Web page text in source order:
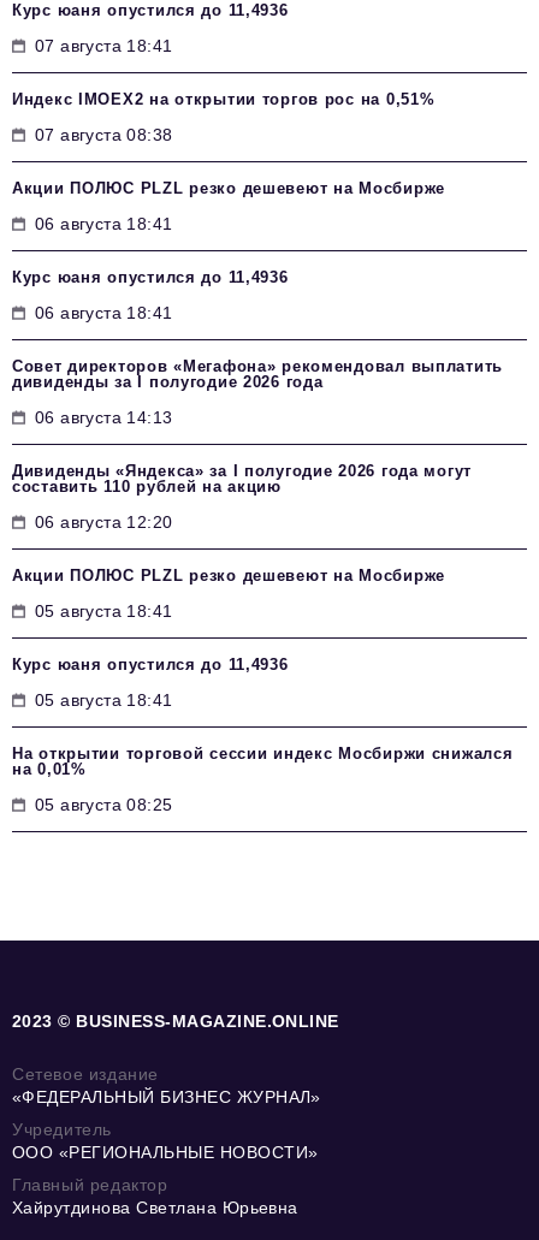
Курс юаня опустился до 11,4936
07 августа 18:41
Индекс IMOEX2 на открытии торгов рос на 0,51%
07 августа 08:38
Акции ПОЛЮС PLZL резко дешевеют на Мосбирже
06 августа 18:41
Курс юаня опустился до 11,4936
06 августа 18:41
Совет директоров «Мегафона» рекомендовал выплатить
дивиденды за I полугодие 2026 года
06 августа 14:13
Дивиденды «Яндекса» за I полугодие 2026 года могут
составить 110 рублей на акцию
06 августа 12:20
Акции ПОЛЮС PLZL резко дешевеют на Мосбирже
05 августа 18:41
Курс юаня опустился до 11,4936
05 августа 18:41
На открытии торговой сессии индекс Мосбиржи снижался
на 0,01%
05 августа 08:25
2023 © BUSINESS-MAGAZINE.ONLINE
Сетевое издание
«ФЕДЕРАЛЬНЫЙ БИЗНЕС ЖУРНАЛ»
Учредитель
ООО «РЕГИОНАЛЬНЫЕ НОВОСТИ»
Главный редактор
Хайрутдинова Светлана Юрьевна